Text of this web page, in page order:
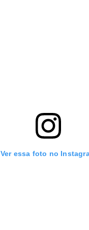
Ver essa foto no